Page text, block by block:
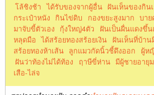
โล้ชิงช้า ได้รับของจากผู้อื่น ฝันเห็นของกิน
กระเป๋าหนัง กินไข่ดิบ กองขยะสูงมาก บา
มาจับขี้ตัวเอง กุ้งใหญ่4ตัว ฝันเป็นผื่นแดงขึ้น
หลุดมือ ได้สร้อยทองสร้อยเงิน ฝันเห็นที่บ้าน
สร้อยทองห้าเส้น ลูกแมวกัดนิ้วชี้ดึงออก
ผู้ห
ฝันว่าท้องไม่ได้ท้อง
ฤาษีขี่ห่าน มีผู้ชายอายุ
เสือ-ไล่จ